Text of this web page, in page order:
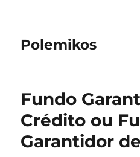
Polemikos
Fundo
Crédito ou
Garantidor